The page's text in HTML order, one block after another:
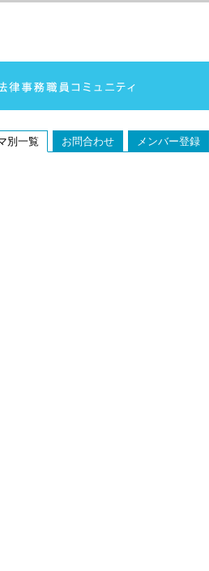
別一覧 お問合わせ メンバー登録